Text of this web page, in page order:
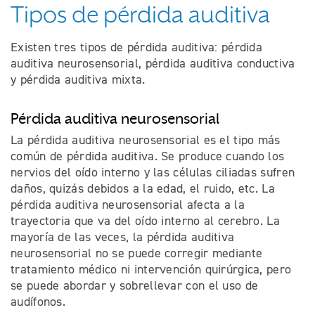
Tipos de pérdida auditiva
Existen tres tipos de pérdida auditiva: pérdida
auditiva neurosensorial, pérdida auditiva conductiva
y pérdida auditiva mixta.
Pérdida auditiva neurosensorial
La pérdida auditiva neurosensorial es el tipo más
común de pérdida auditiva. Se produce cuando los
nervios del oído interno y las células ciliadas sufren
daños, quizás debidos a la edad, el ruido, etc. La
pérdida auditiva neurosensorial afecta a la
trayectoria que va del oído interno al cerebro. La
mayoría de las veces, la pérdida auditiva
neurosensorial no se puede corregir mediante
tratamiento médico ni intervención quirúrgica, pero
se puede abordar y sobrellevar con el uso de
audífonos.